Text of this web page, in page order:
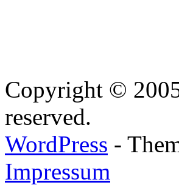
Copyright ©
reserved.
WordPress -
Impressum